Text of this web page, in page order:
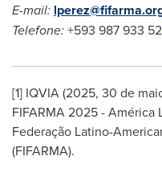
E-mail: lperez@fifarma.
Telefone:+593 987 933
[1] IQVIA (2025, 30 de
FIFARMA 2025 - América
Federação Latino-
(FIFARMA).